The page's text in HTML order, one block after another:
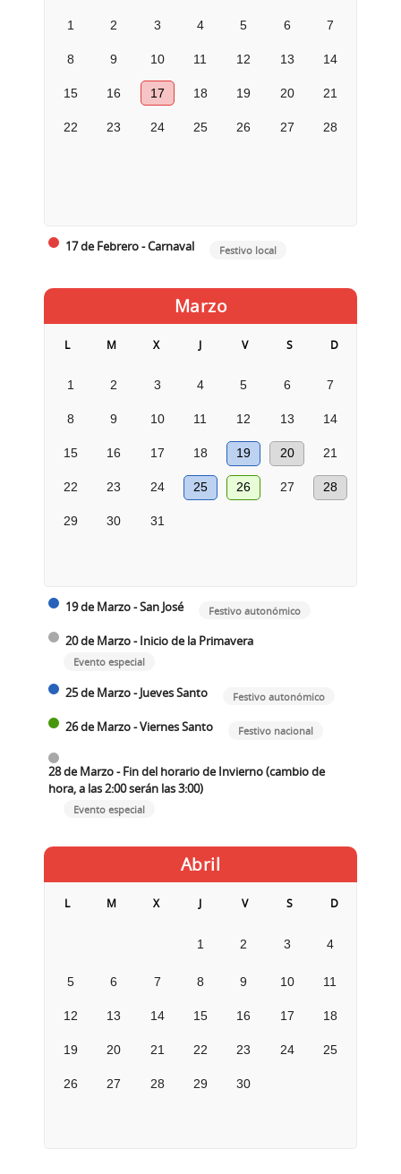
1 2 3 4 5 6 7
8 9 10 11 12 13 14
15 16 17 18 19 20 21
22 23 24 25 26 27 28
17 de Febrero - Carnaval Festivo local
Marzo
L M X J V S D
1 2 3 4 5 6 7
8 9 10 11 12 13 14
15 16 17 18 19 20 21
22 23 24 25 26 27 28
29 30 31
19 de Marzo - San José Festivo autonómico
20 de Marzo - Inicio de la Primavera
Evento especial
25 de Marzo - Jueves Santo Festivo autonómico
26 de Marzo - Viernes Santo Festivo nacional
28 de Marzo - Fin del horario de Invierno (cambio de
hora, a las 2:00 serán las 3:00)
Evento especial
Abril
L M X J V S D
1 2 3 4
5 6 7 8 9 10 11
12 13 14 15 16 17 18
19 20 21 22 23 24 25
26 27 28 29 30